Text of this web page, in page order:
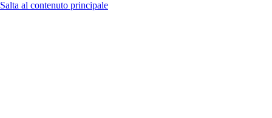
Salta al contenuto principale